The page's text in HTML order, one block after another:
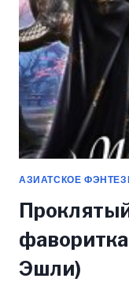
АЗИАТСКОЕ
Эшли)